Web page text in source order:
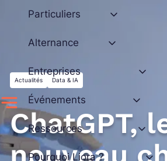
contenu
Particuliers
Alternance
Entreprises
Événements
Ressources
Pourquoi Liora ?
Actualités Data & IA
ChatGPT,